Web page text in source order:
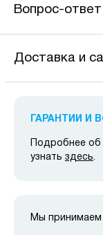
Вопрос-ответ
Доставка и
ГАРАНТИИ И
Подробнее
узнать здесь.
Мы принимаем